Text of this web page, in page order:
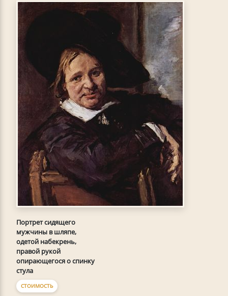
Портрет сидящего
мужчины в шляпе,
одетой набекрень,
правой рукой
опирающегося о спинку
стула
СТОИМОСТЬ